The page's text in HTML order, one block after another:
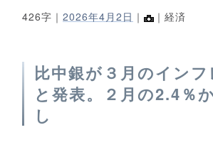
426字｜ 2026年4月2日 ｜ ｜経済
比中銀が３月のイン
と発表。２月の2.4％
し